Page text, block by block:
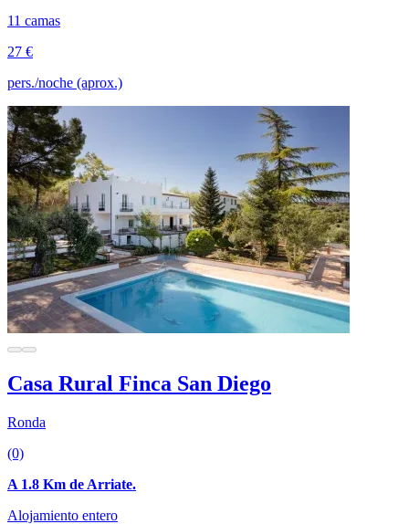
11 camas
27 €
pers./noche (aprox.)
Casa Rural Finca San Diego
Ronda
(0)
A 1.8 Km de Arriate.
Alojamiento entero